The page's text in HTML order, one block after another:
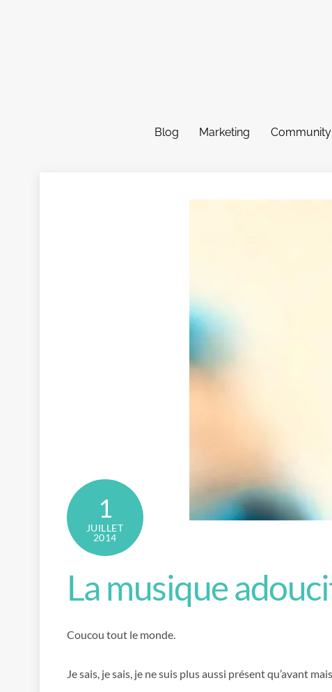
Blog Marketing
1
JUILLET
2014
La musique
Coucou tout le monde.
Je sais, je sais, je ne suis plus aussi présent qu’avant